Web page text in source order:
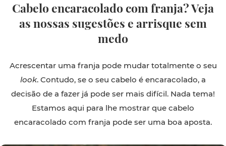
Cabelo encaracolado com franja? Veja
as nossas sugestões e arrisque sem
medo
Acrescentar uma franja pode mudar totalmente o seu
look. Contudo, se o seu cabelo é encaracolado, a
decisão de a fazer já pode ser mais difícil. Nada tema!
Estamos aqui para lhe mostrar que cabelo
encaracolado com franja pode ser uma boa aposta.